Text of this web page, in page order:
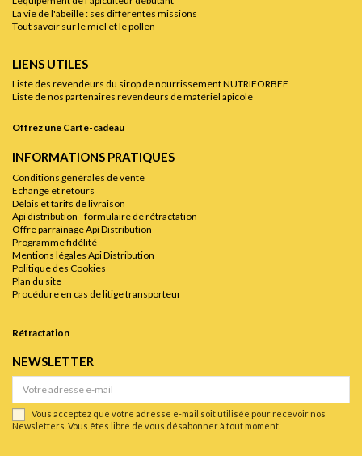
La vie de l'abeille : ses différentes missions
Tout savoir sur le miel et le pollen
LIENS UTILES
Liste des revendeurs du sirop de nourrissement NUTRIFORBEE
Liste de nos partenaires revendeurs de matériel apicole
Offrez une Carte-cadeau
INFORMATIONS PRATIQUES
Conditions générales de vente
Echange et retours
Délais et tarifs de livraison
Api distribution - formulaire de rétractation
Offre parrainage Api Distribution
Programme fidélité
Mentions légales Api Distribution
Politique des Cookies
Plan du site
Procédure en cas de litige transporteur
Rétractation
NEWSLETTER
Vous acceptez que votre adresse e-mail soit utilisée pour recevoir nos
Newsletters. Vous êtes libre de vous désabonner à tout moment.